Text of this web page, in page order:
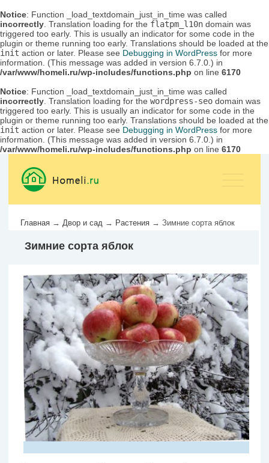
Notice: Function _load_textdomain_just_in_time was called
incorrectly . Translation loading for the flatpm_l10n domain was
triggered too early. This is usually an indicator for some code in the
plugin or theme running too early. Translations should be loaded at the
init action or later. Please see Debugging in WordPress for more
information. (This message was added in version 6.7.0.) in
/var/www/homeli.ru/wp-includes/functions.php on line 6170
Notice: Function _load_textdomain_just_in_time was called
incorrectly . Translation loading for the wordpress-seo domain was
triggered too early. This is usually an indicator for some code in the
plugin or theme running too early. Translations should be loaded at the
init action or later. Please see Debugging in WordPress for more
information. (This message was added in version 6.7.0.) in
/var/www/homeli.ru/wp-includes/functions.php on line 6170
Главная → Двор и сад → Растения → Зимние сорта яблок
Зимние сорта яблок